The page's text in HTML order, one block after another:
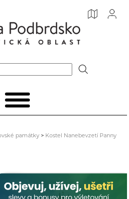
památky > Kostel Nanebevzetí Panny